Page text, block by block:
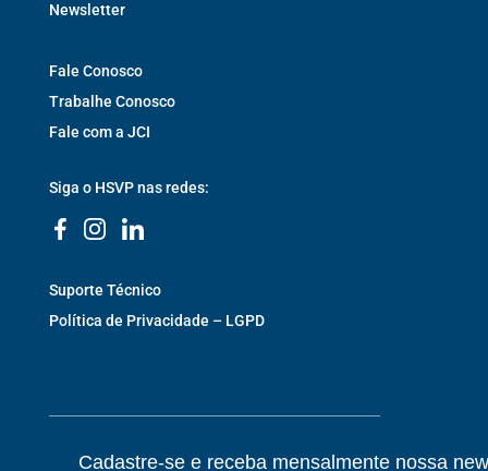
Newsletter
Fale Conosco
Trabalhe Conosco
Fale com a JCI
Siga o HSVP nas redes:
Suporte Técnico
Política de Privacidade – LGPD
Cadastre-se e receba mensalmente nossa